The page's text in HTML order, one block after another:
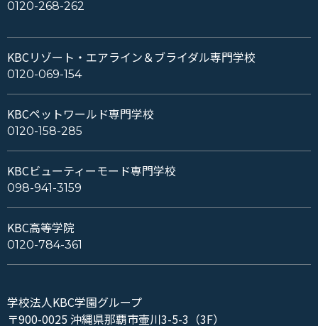
0120-268-262
KBCリゾート・エアライン＆ブライダル専門学校
0120-069-154
KBCペットワールド専門学校
0120-158-285
KBCビューティーモード専門学校
098-941-3159
KBC高等学院
0120-784-361
学校法人KBC学園グループ
〒900-0025 沖縄県那覇市壷川3-5-3（3F）